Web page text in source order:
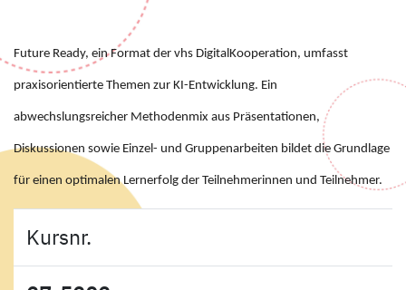
Future Ready, ein Format der vhs DigitalKooperation, umfasst
praxisorientierte Themen zur KI-Entwicklung. Ein
abwechslungsreicher Methodenmix aus Präsentationen,
Diskussionen sowie Einzel- und Gruppenarbeiten bildet die Grundlage
für einen optimalen Lernerfolg der Teilnehmerinnen und Teilnehmer.
Kursnr.